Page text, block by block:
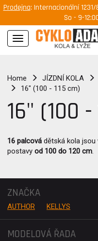
Prodejna: Internacionální
So - 9-
Navigace
Home JÍZDNÍ KOLA
16" (100 - 115 cm)
16" (100 -
16 palcová dětská kola jsou
postavy od 100 do 120 cm.
ZNAČKA
AUTHOR KELLYS
MODELOVÁ ŘADA